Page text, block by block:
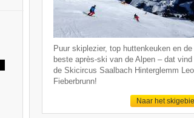
Puur skiplezier, top huttenkeuken en de
beste après-ski van de Alpen – dat
de Skicircus Saalbach Hinterglemm
Fieberbrunn!
Naar het